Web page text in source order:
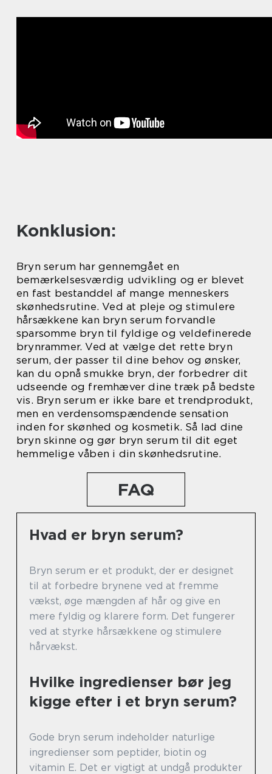
Konklusion:
Bryn serum har gennemgået en
bemærkelsesværdig udvikling og er blevet
en fast bestanddel af mange menneskers
skønhedsrutine. Ved at pleje og stimulere
hårsækkene kan bryn serum forvandle
sparsomme bryn til fyldige og veldefinerede
brynrammer. Ved at vælge det rette bryn
serum, der passer til dine behov og ønsker,
kan du opnå smukke bryn, der forbedrer dit
udseende og fremhæver dine træk på bedste
vis. Bryn serum er ikke bare et trendprodukt,
men en verdensomspændende sensation
inden for skønhed og kosmetik. Så lad dine
bryn skinne og gør bryn serum til dit eget
hemmelige våben i din skønhedsrutine.
FAQ
Hvad er bryn serum?
Bryn serum er et produkt, der er designet
til at forbedre brynene ved at fremme
vækst, øge mængden af hår og give en
mere fyldig og klarere form. Det fungerer
ved at styrke hårsækkene og stimulere
hårvækst.
Hvilke ingredienser bør jeg
kigge efter i et bryn serum?
Gode bryn serum indeholder naturlige
ingredienser som peptider, biotin og
vitamin E. Det er vigtigt at undgå produkter